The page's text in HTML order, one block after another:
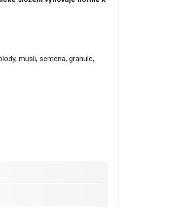
musli, semena, granule,